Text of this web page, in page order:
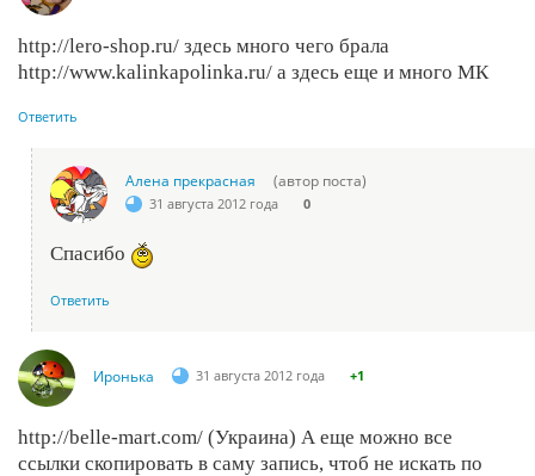
http://lero-shop.ru/ здесь много чего брала
http://www.kalinkapolinka.ru/ а здесь еще и много МК
Ответить
Алена прекрасная (автор поста)
31 августа 2012 года 0
Спасибо
Ответить
Иронька 31 августа 2012 года +1
http://belle-mart.com/ (Украина) А еще можно все
ссылки скопировать в саму запись, чтоб не искать по